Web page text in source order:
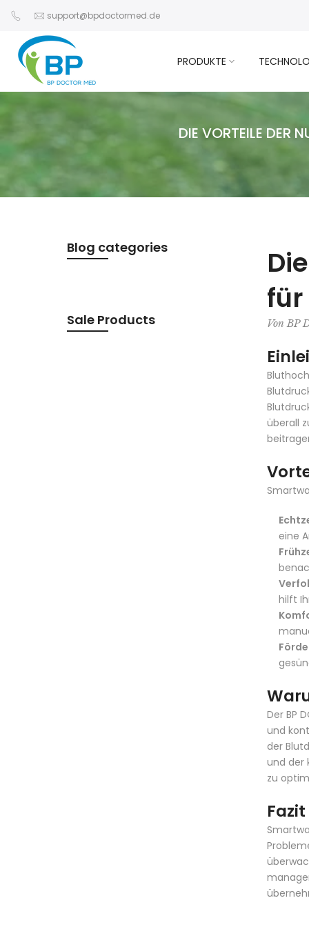
Zum
springen
support@bpdoctormed.de
PRODUKTE
DIE VORTEILE DER
Von BP
überall
eine
hilft
Der BP
und
der
und der
zu
Fazit
Blog categories
Sale Products